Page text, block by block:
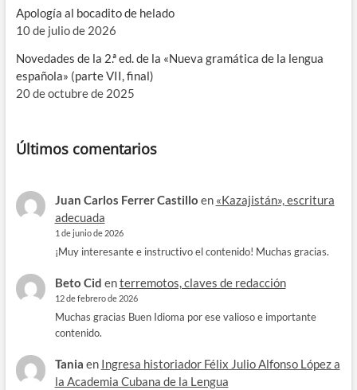
Apología al bocadito de helado
10 de julio de 2026
Novedades de la 2.ª ed. de la «Nueva gramática de la lengua
española» (parte VII, final)
20 de octubre de 2025
Últimos comentarios
Juan Carlos Ferrer Castillo en «Kazajistán», escritura
adecuada
1 de junio de 2026
¡Muy interesante e instructivo el contenido! Muchas gracias.
Beto Cid enterremotos, claves de redacción
12 de febrero de 2026
Muchas gracias Buen Idioma por ese valioso e importante
contenido.
Tania en Ingresa historiador Félix Julio Alfonso López a
la Academia Cubana de la Lengua